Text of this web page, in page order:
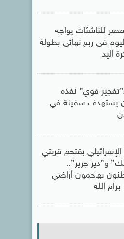
للناشئات يواجه
فى ربع نهائى بطولة
اليد
قوي” نفذه
يستهدف سفينة في
الإسرائيلي يقتحم قريتي
و”دير جرير”..
يهاجمون أراضي
برام الله